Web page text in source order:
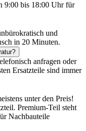
9:00 bis 18:00 Uhr für
und
in 20 Minuten.
anfragen oder
Ersatzteile sind immer
unter den Preis!
Premium-Teil steht
Nachbauteile